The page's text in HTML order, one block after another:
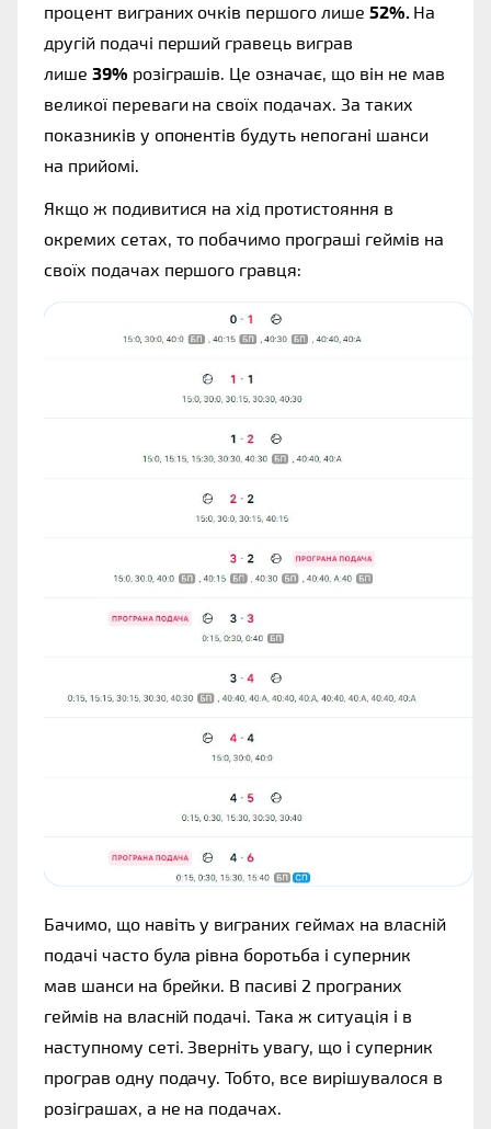
процент виграних очків першого лише 52%. На
другій подачі перший гравець виграв
лише 39% розіграшів. Це означає, що він не мав
великої переваги на своїх подачах. За таких
показників у опонентів будуть непогані шанси
на прийомі.
Якщо ж подивитися на хід протистояння в
окремих сетах, то побачимо програші геймів на
своїх подачах першого гравця:
Бачимо, що навіть у виграних геймах на власній
подачі часто була рівна боротьба і суперник
мав шанси на брейки. В пасиві 2 програних
геймів на власній подачі. Така ж ситуація і в
наступному сеті. Зверніть увагу, що і суперник
програв одну подачу. Тобто, все вирішувалося в
розіграшах, а не на подачах.